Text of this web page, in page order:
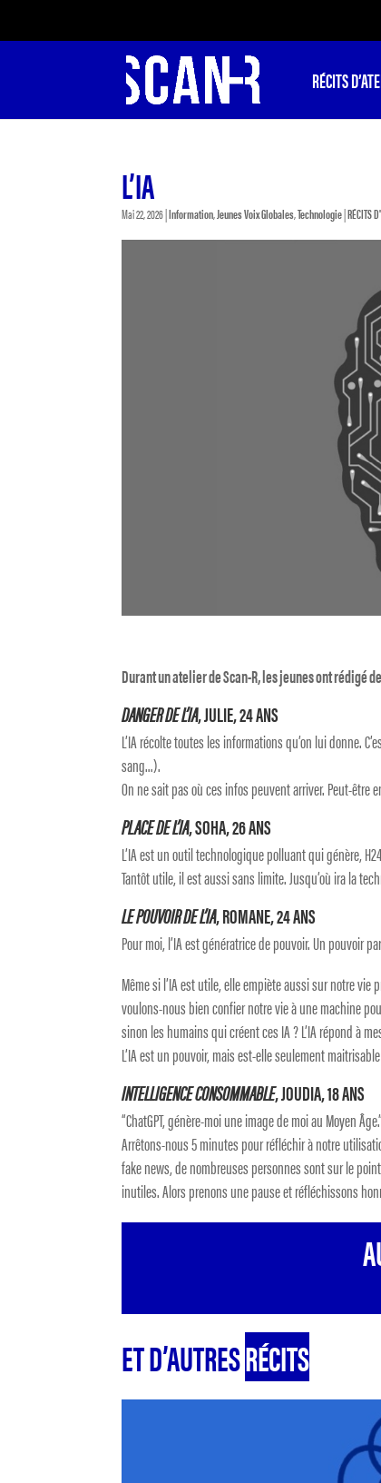
RÉCITS
L’IA
Mai 22, 2026|Information,Jeunes Voix Globales,Technologie|RÉCITS
Durant un atelier de Scan-R, les jeunes ont rédigé
DANGER DE L’IA, JULIE, 24 ANS
L’IA récolte toutes les informations qu’on lui donne.
sang…).
On ne sait pas où ces infos peuvent arriver. Peut-
PLACE DE L’IA, SOHA, 26 ANS
L’IA est un outil technologique polluant qui génère,
Tantôt utile, il est aussi sans limite. Jusqu’où ira la
LE POUVOIR DE L’IA, ROMANE, 24 ANS
Pour moi, l’IA est génératrice de pouvoir. Un pouvoir
Même si l’IA est utile, elle empiète aussi sur notre vie
voulons-nous bien confier notre vie à une machine
sinon les humains qui créent ces IA ? L’IA répond à
L’IA est un pouvoir, mais est-elle seulement
INTELLIGENCE CONSOMMABLE, JOUDIA, 18 ANS
“ChatGPT, génère-moi une image de moi au Moyen
Arrêtons-nous 5 minutes pour réfléchir à notre
fake news, de nombreuses personnes sont sur le
inutiles. Alors prenons une pause et réfléchissons
ET D’AUTRESRÉCITS